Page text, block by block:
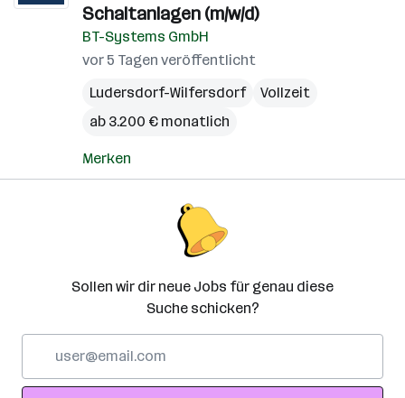
Schaltanlagen (m/w/d)
BT-Systems GmbH
vor 5 Tagen veröffentlicht
Ludersdorf-Wilfersdorf
Vollzeit
ab 3.200 € monatlich
Merken
Sollen wir dir neue Jobs für genau diese
Suche schicken?
Adresse